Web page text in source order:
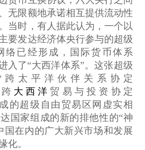
无限额地承诺相互提供流动性
当时，有人据此认为，一个以
要发达经济体央行参与的超级
络已经形成，国际货币体系
入了“大西洋体系”。这张超级
太平洋伙伴关系协定
大西洋 贸易与投资协定
的超级自由贸易区网虚实相
国家组成的新的排他性的“神
国在内的广大新兴市场和发展
化。